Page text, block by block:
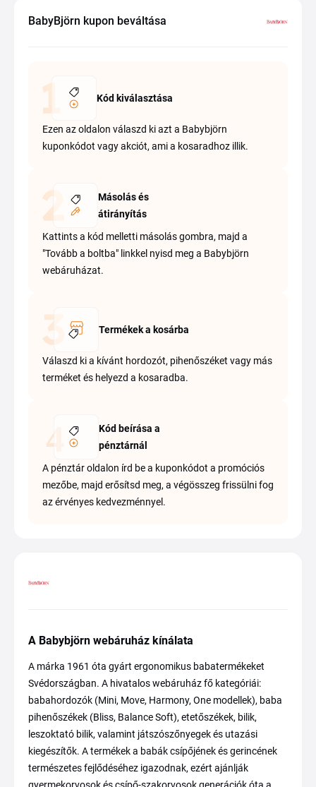
BabyBjörn kupon beváltása
Kód kiválasztása
Ezen az oldalon válaszd ki azt a Babybjörn
kuponkódot vagy akciót, ami a kosaradhoz illik.
Másolás és
átirányítás
Kattints a kód melletti másolás gombra, majd a
"Tovább a boltba" linkkel nyisd meg a Babybjörn
webáruházat.
Termékek a kosárba
Válaszd ki a kívánt hordozót, pihenőszéket vagy más
terméket és helyezd a kosaradba.
Kód beírása a
pénztárnál
A pénztár oldalon írd be a kuponkódot a promóciós
mezőbe, majd erősítsd meg, a végösszeg frissülni fog
az érvényes kedvezménnyel.
A Babybjörn webáruház kínálata
A márka 1961 óta gyárt ergonomikus babatermékeket
Svédországban. A hivatalos webáruház fő kategóriái:
babahordozók (Mini, Move, Harmony, One modellek), baba
pihenőszékek (Bliss, Balance Soft), etetőszékek, bilik,
leszoktató bilik, valamint játszószőnyegek és utazási
kiegészítők. A termékek a babák csípőjének és gerincének
természetes fejlődéséhez igazodnak, ezért ajánlják